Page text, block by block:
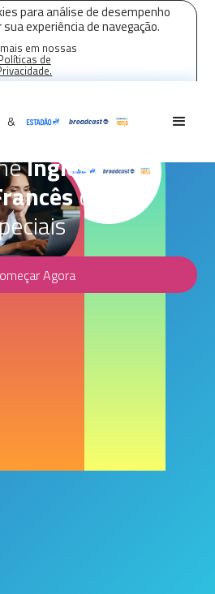
para análise de desempenho
experiência de navegação.
em nossas
de
& Estadão
Inglês,
com
Agora